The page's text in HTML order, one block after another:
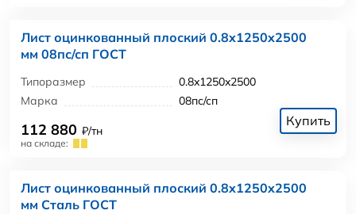
Лист оцинкованный плоский 0.8x1250x2500
мм 08пс/сп ГОСТ
Типоразмер
0.8x1250x2500
Марка
08пс/сп
112 880 ₽/тн
на складе:
Купить
Лист оцинкованный плоский 0.8x1250x2500
мм Сталь ГОСТ